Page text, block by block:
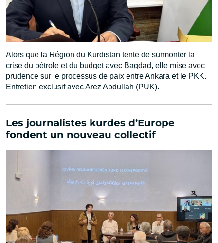
Alors que la Région du Kurdistan tente de surmonter la
crise du pétrole et du budget avec Bagdad, elle mise avec
prudence sur le processus de paix entre Ankara et le PKK.
Entretien exclusif avec Arez Abdullah (PUK).
Les journalistes kurdes d’Europe
fondent un nouveau collectif